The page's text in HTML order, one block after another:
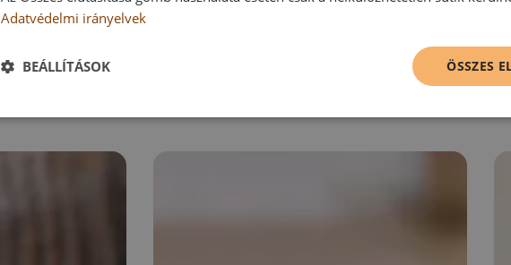
RECEPTAJÁNLÓ
Adatvédelmi irányelvek
ÖSSZES
BEÁLLÍTÁSOK